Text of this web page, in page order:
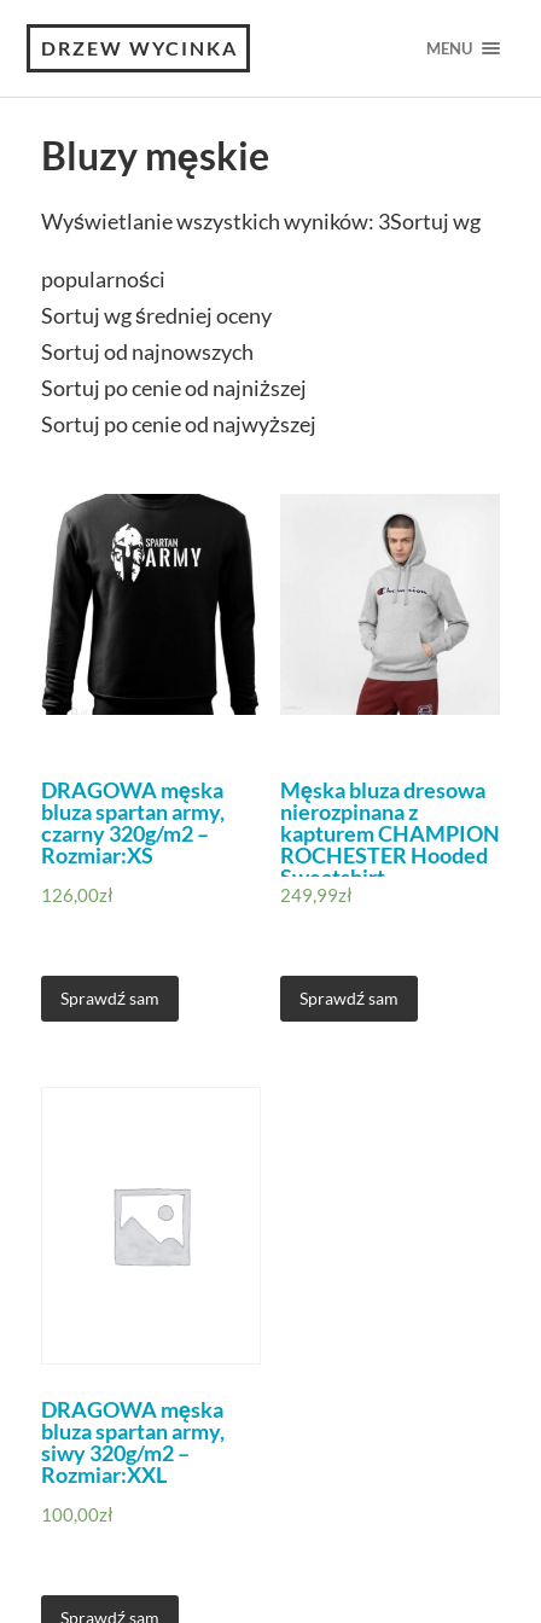
DRZEW WYCINKA MENU
Bluzy męskie
Wyświetlanie wszystkich wyników: 3Sortuj wg
popularności
Sortuj wg średniej oceny
Sortuj od najnowszych
Sortuj po cenie od najniższej
Sortuj po cenie od najwyższej
DRAGOWA męska
bluza spartan army,
czarny 320g/m2 –
Rozmiar:XS
126,00zł
Sprawdź sam
Męska bluza dresowa
nierozpinana z
kapturem CHAMPION
ROCHESTER Hooded
Sweatshirt
249,99zł
Sprawdź sam
DRAGOWA męska
bluza spartan army,
siwy 320g/m2 –
Rozmiar:XXL
100,00zł
Sprawdź sam